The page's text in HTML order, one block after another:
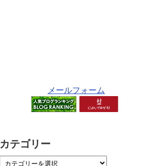
メールフォーム
カテゴリー